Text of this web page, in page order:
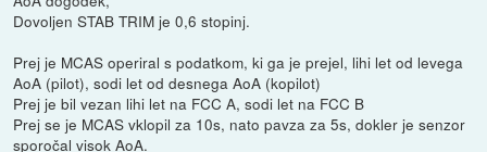
Dovoljen STAB TRIM je 0,6 stopinj.
Prej je MCAS operiral s podatkom, ki ga je prejel, lihi let od levega
AoA (pilot), sodi let od desnega AoA (kopilot)
Prej je bil vezan lihi let na FCC A, sodi let na FCC B
Prej se je MCAS vklopil za 10s, nato pavza za 5s, dokler je senzor
sporočal visok AoA.